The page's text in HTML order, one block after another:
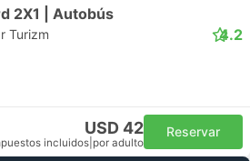
2X1 | Autobús
Turizm 4.2
USD 42
incluidos por adulto
Reservar